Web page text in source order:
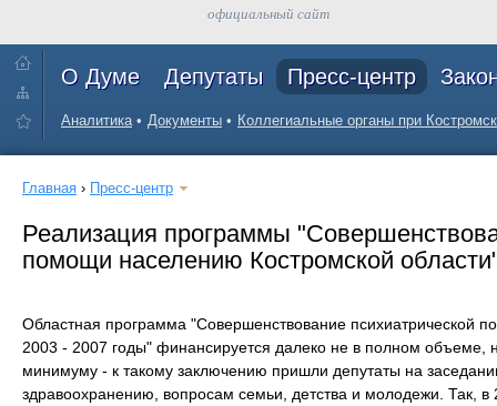
официальный сайт
О Думе Депутаты Пресс-центр
Аналитика Документы Коллегиальные органы при
Главная › Пресс-центр
Реализация программы
помощи населению Костромской
Областная программа "Совершенствование психиатрической
2003 - 2007 годы" финансируется далеко не в полном
минимуму - к такому заключению пришли депутаты на
здравоохранению, вопросам семьи, детства и молодежи. Так, в